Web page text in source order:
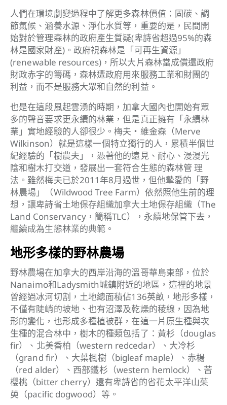
人們在環境劇變過程中了解更多森林價值：固碳、調
節氣候、涵養水源、淨化水質等，重要的是，民間開
始對於管理森林的政府產生質疑(卑詩省超過95%的森
林是國家財產)。政府視森林是「可再生資源」
(renewable resources)，所以大片森林當成償還政府
財政赤字的籌碼，森林遭政府用來服務工業和財團的
利益，而不是服務大眾和自然的利益。
也是在這段風起雲湧的時期，加拿大國內也開始有眾
多的聲音要求更永續的林業，但是真正擁有「永續林
業」實地經驗的人卻很少。梅夫‧維金森（Merve
Wilkinson）就是這樣一個特立獨行的人，累積半個世
紀經驗的「樹農夫」，憑著他的遠見、耐心、漫漫光
陰和樹木打交道，發展出一套符合生態的森林管 理
法。雖然梅夫已於2011年8月過世，但他摯愛的「野
林農場」（Wildwood Tree Farm）依然照他生前的理
想，讓卑詩省土地保存組織加拿大土地保存組織（The
Land Conservancy，簡稱TLC），永續地保管下去，
繼續成為生態林業的典範。
地形多樣的野林農場
野林農場在加拿大的西岸沿海的溫哥華島東部，位於
Nanaimo和Ladysmith城鎮附近的地區，這裡的地景
曾經過冰河切割，土地總面積佔136英畝，地形多樣，
不僅有陡峭的坡地、也有沼澤及乾燥的稜線，因為地
形的變化，也形成多種植被群，在這一片原生種與次
生種的混合林中，樹木的種類包括了：黃杉（douglas
fir）、北美香柏（western redcedar）、大冷杉
（grand fir）、大葉楓樹（bigleaf maple）、赤楊
（red alder）、西部鐵杉（western hemlock）、苦
櫻桃（bitter cherry）還有卑詩省的省花太平洋山茱
萸（pacific dogwood）等。